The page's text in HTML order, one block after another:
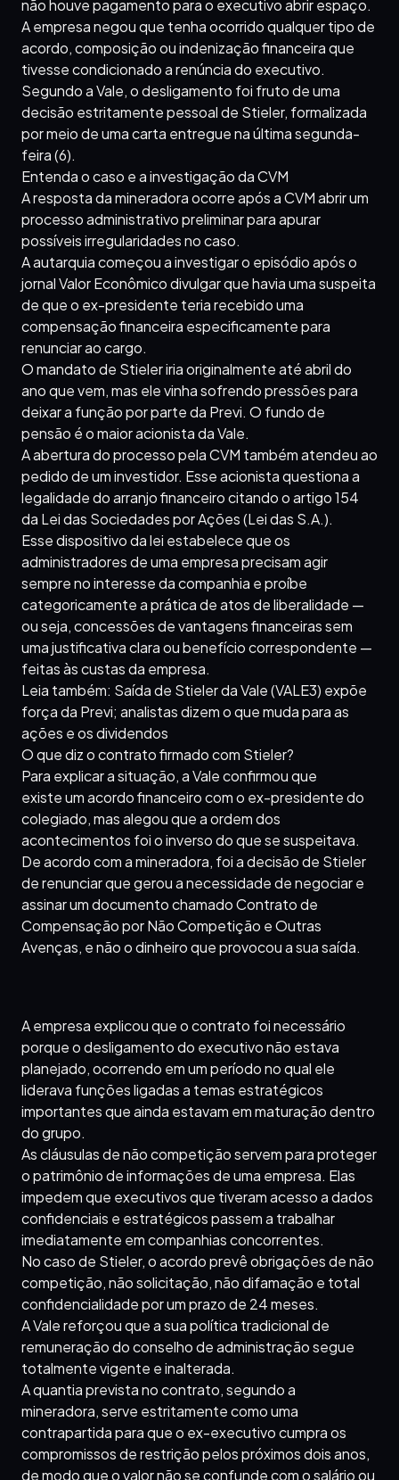
não houve pagamento para o executivo abrir espaço.
A empresa negou que tenha ocorrido qualquer tipo de
acordo, composição ou indenização financeira que
tivesse condicionado a renúncia do executivo.
Segundo a Vale, o desligamento foi fruto de uma
decisão estritamente pessoal de Stieler, formalizada
por meio de uma carta entregue na última segunda-
feira (6).
Entenda o caso e a investigação da CVM
A resposta da mineradora ocorre após a CVM abrir um
processo administrativo preliminar para apurar
possíveis irregularidades no caso.
A autarquia começou a investigar o episódio após o
jornal Valor Econômico divulgar que havia uma suspeita
de que o ex-presidente teria recebido uma
compensação financeira especificamente para
renunciar ao cargo.
O mandato de Stieler iria originalmente até abril do
ano que vem, mas ele vinha sofrendo pressões para
deixar a função por parte da Previ. O fundo de
pensão é o maior acionista da Vale.
A abertura do processo pela CVM também atendeu ao
pedido de um investidor. Esse acionista questiona a
legalidade do arranjo financeiro citando o artigo 154
da Lei das Sociedades por Ações (Lei das S.A.).
Esse dispositivo da lei estabelece que os
administradores de uma empresa precisam agir
sempre no interesse da companhia e proíbe
categoricamente a prática de atos de liberalidade —
ou seja, concessões de vantagens financeiras sem
uma justificativa clara ou benefício correspondente —
feitas às custas da empresa.
Leia também: Saída de Stieler da Vale (VALE3) expõe
força da Previ; analistas dizem o que muda para as
ações e os dividendos
O que diz o contrato firmado com Stieler?
Para explicar a situação, a Vale confirmou que
existe um acordo financeiro com o ex-presidente do
colegiado, mas alegou que a ordem dos
acontecimentos foi o inverso do que se suspeitava.
De acordo com a mineradora, foi a decisão de Stieler
de renunciar que gerou a necessidade de negociar e
assinar um documento chamado Contrato de
Compensação por Não Competição e Outras
Avenças, e não o dinheiro que provocou a sua saída.
A empresa explicou que o contrato foi necessário
porque o desligamento do executivo não estava
planejado, ocorrendo em um período no qual ele
liderava funções ligadas a temas estratégicos
importantes que ainda estavam em maturação dentro
do grupo.
As cláusulas de não competição servem para proteger
o patrimônio de informações de uma empresa. Elas
impedem que executivos que tiveram acesso a dados
confidenciais e estratégicos passem a trabalhar
imediatamente em companhias concorrentes.
No caso de Stieler, o acordo prevê obrigações de não
competição, não solicitação, não difamação e total
confidencialidade por um prazo de 24 meses.
A Vale reforçou que a sua política tradicional de
remuneração do conselho de administração segue
totalmente vigente e inalterada.
A quantia prevista no contrato, segundo a
mineradora, serve estritamente como uma
contrapartida para que o ex-executivo cumpra os
compromissos de restrição pelos próximos dois anos,
de modo que o valor não se confunde com o salário ou